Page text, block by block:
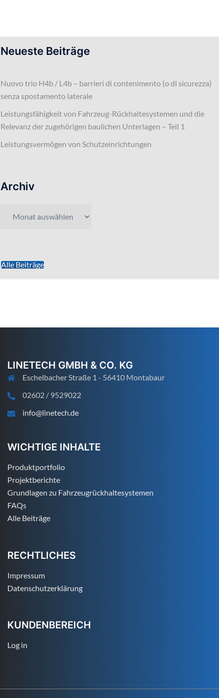
Neueste Beiträge
Nuovo trio H4b / L4b – barrieri di contenimento (o di sicurezza)
senza spostamento laterale
Leistungsfähigkeit von Fahrzeug-Rückhaltesystemen und die
Relevanz der zugehörigen baulichen Unterlagen – Teil 1
Leistungsvermögen von Schutzeinrichtungen
Archiv
Alle Beiträge
LINETECH GMBH & CO. KG
Eschelbacher Straße 1 - 56410 Montabaur
02602 / 9529022
info@linetech.de
WICHTIGE INHALTE
Produktportfolio
Projektberichte
Grundlagen zu Fahrzeugrückhaltesystemen
FAQs
Alle Beiträge
RECHTLICHES
Impressum
Datenschutzerklärung
KUNDENBEREICH
Log in